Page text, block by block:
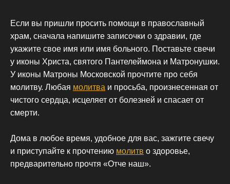
Если вы пришли просить помощи в православный
храм, сначала напишите записочки о здравии, где
укажите свое имя или имя больного. Поставьте свечи
у иконы Христа, святого Пантелеймона и Матронушки.
У иконы Матроны Московской прочтите про себя
молитву. Любая молитва и просьба, произнесенная от
чистого сердца, исцеляет от болезней и спасает от
смерти.
Дома в любое время, удобное для вас, зажгите свечу
и приступайте к прочтению молитв о здоровье,
предварительно прочтя «Отче наш».